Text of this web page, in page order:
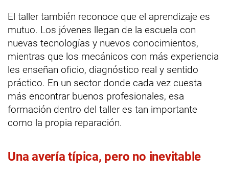
El taller también reconoce que el aprendizaje es
mutuo. Los jóvenes llegan de la escuela con
nuevas tecnologías y nuevos conocimientos,
mientras que los mecánicos con más experiencia
les enseñan oficio, diagnóstico real y sentido
práctico. En un sector donde cada vez cuesta
más encontrar buenos profesionales, esa
formación dentro del taller es tan importante
como la propia reparación.
Una avería típica, pero no inevitable